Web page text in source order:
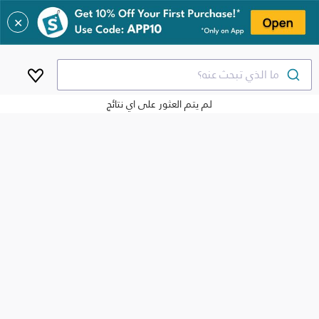
✕
ما الذي تبحث عنه؟
لم يتم العثور على اي نتائج